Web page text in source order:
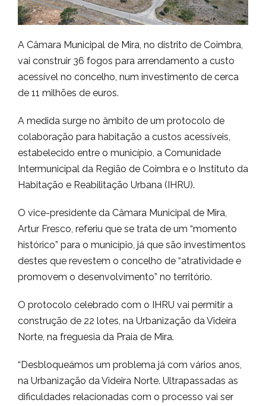
A Câmara Municipal de Mira, no distrito de Coimbra,
vai construir 36 fogos para arrendamento a custo
acessível no concelho, num investimento de cerca
de 11 milhões de euros.
A medida surge no âmbito de um protocolo de
colaboração para habitação a custos acessíveis,
estabelecido entre o município, a Comunidade
Intermunicipal da Região de Coimbra e o Instituto da
Habitação e Reabilitação Urbana (IHRU).
O vice-presidente da Câmara Municipal de Mira,
Artur Fresco, referiu que se trata de um “momento
histórico” para o município, já que são investimentos
destes que revestem o concelho de “atratividade e
promovem o desenvolvimento” no território.
O protocolo celebrado com o IHRU vai permitir a
construção de 22 lotes, na Urbanização da Videira
Norte, na freguesia da Praia de Mira.
“Desbloqueámos um problema já com vários anos,
na Urbanização da Videira Norte. Ultrapassadas as
dificuldades relacionadas com o processo vai ser